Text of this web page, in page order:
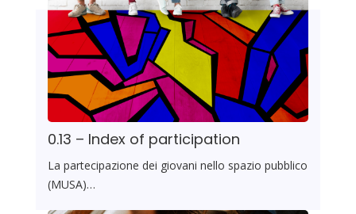
0.13 – Index of participation
La partecipazione dei giovani nello spazio pubblico
(MUSA)…